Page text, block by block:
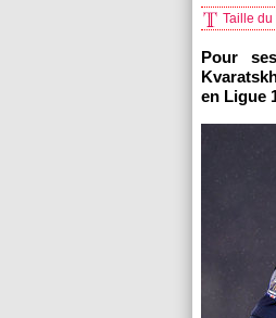
Taille du
Pour
en Ligue